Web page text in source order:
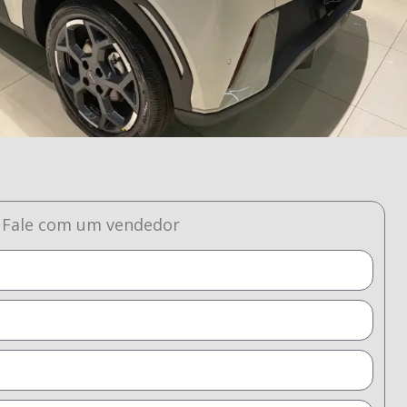
Fale com um vendedor